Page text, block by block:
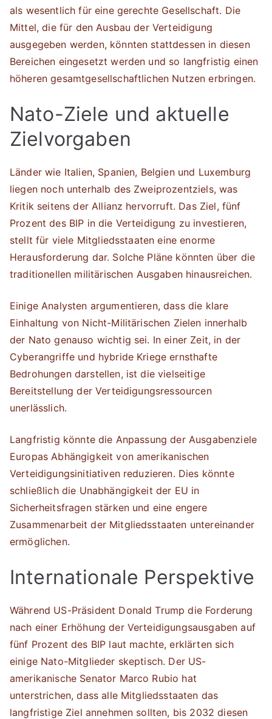
als wesentlich für eine gerechte Gesellschaft. Die
Mittel, die für den Ausbau der Verteidigung
ausgegeben werden, könnten stattdessen in diesen
Bereichen eingesetzt werden und so langfristig einen
höheren gesamtgesellschaftlichen Nutzen erbringen.
Nato-Ziele und aktuelle
Zielvorgaben
Länder wie Italien, Spanien, Belgien und Luxemburg
liegen noch unterhalb des Zweiprozentziels, was
Kritik seitens der Allianz hervorruft. Das Ziel, fünf
Prozent des BIP in die Verteidigung zu investieren,
stellt für viele Mitgliedsstaaten eine enorme
Herausforderung dar. Solche Pläne könnten über die
traditionellen militärischen Ausgaben hinausreichen.
Einige Analysten argumentieren, dass die klare
Einhaltung von Nicht-Militärischen Zielen innerhalb
der Nato genauso wichtig sei. In einer Zeit, in der
Cyberangriffe und hybride Kriege ernsthafte
Bedrohungen darstellen, ist die vielseitige
Bereitstellung der Verteidigungsressourcen
unerlässlich.
Langfristig könnte die Anpassung der Ausgabenziele
Europas Abhängigkeit von amerikanischen
Verteidigungsinitiativen reduzieren. Dies könnte
schließlich die Unabhängigkeit der EU in
Sicherheitsfragen stärken und eine engere
Zusammenarbeit der Mitgliedsstaaten untereinander
ermöglichen.
Internationale Perspektive
Während US-Präsident Donald Trump die Forderung
nach einer Erhöhung der Verteidigungsausgaben auf
fünf Prozent des BIP laut machte, erklärten sich
einige Nato-Mitglieder skeptisch. Der US-
amerikanische Senator Marco Rubio hat
unterstrichen, dass alle Mitgliedsstaaten das
langfristige Ziel annehmen sollten, bis 2032 diesen